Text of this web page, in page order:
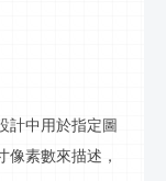
計中用於指定圖
像素數來描述，